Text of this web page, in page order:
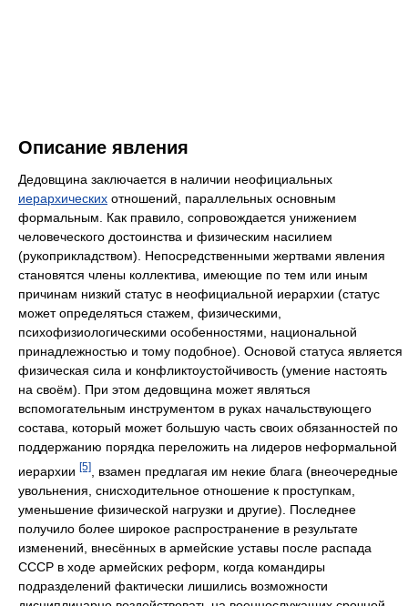
Описание явления
Дедовщина заключается в наличии неофициальных
иерархических отношений, параллельных основным
формальным. Как правило, сопровождается унижением
человеческого достоинства и физическим насилием
(рукоприкладством). Непосредственными жертвами явления
становятся члены коллектива, имеющие по тем или иным
причинам низкий статус в неофициальной иерархии (статус
может определяться стажем, физическими,
психофизиологическими особенностями, национальной
принадлежностью и тому подобное). Основой статуса является
физическая сила и конфликтоустойчивость (умение настоять
на своём). При этом дедовщина может являться
вспомогательным инструментом в руках начальствующего
состава, который может большую часть своих обязанностей по
поддержанию порядка переложить на лидеров неформальной
иерархии [5]
, взамен предлагая им некие блага (внеочередные
увольнения, снисходительное отношение к проступкам,
уменьшение физической нагрузки и другие). Последнее
получило более широкое распространение в результате
изменений, внесённых в армейские уставы после распада
СССР в ходе армейских реформ, когда командиры
подразделений фактически лишились возможности